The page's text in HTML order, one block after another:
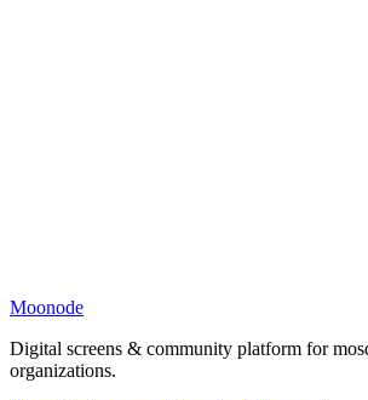
Moonode
Digital screens & community platform for
organizations.